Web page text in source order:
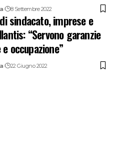
8 Settembre 2022
sindacato, imprese e
“Servono garanzie
occupazione”
22 Giugno 2022